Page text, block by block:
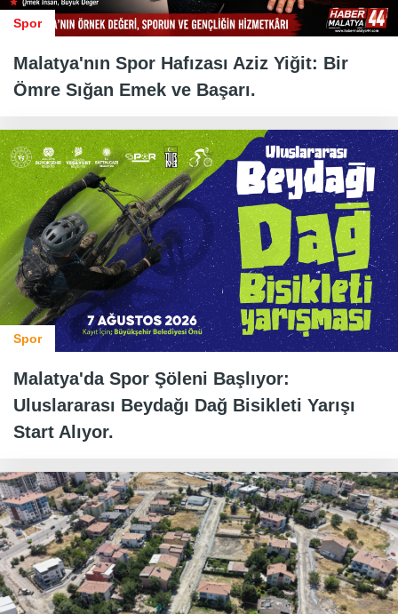
Spor
Malatya'nın Spor Hafızası Aziz Yiğit: Bir
Ömre Sığan Emek ve Başarı.
Spor
Malatya'da Spor Şöleni Başlıyor:
Uluslararası Beydağı Dağ Bisikleti Yarışı
Start Alıyor.